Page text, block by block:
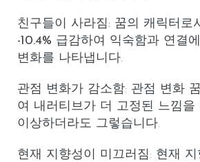
친구들이 사라짐: 꿈의 캐릭터로
-10.4% 급감하여 익숙함과 연결
변화를 나타냅니다.
관점 변화가 감소함: 관점 변화 꿈
여 내러티브가 더 고정된 느낌을
이상하더라도 그렇습니다.
현재 지향성이 미끄러짐: 현재 지